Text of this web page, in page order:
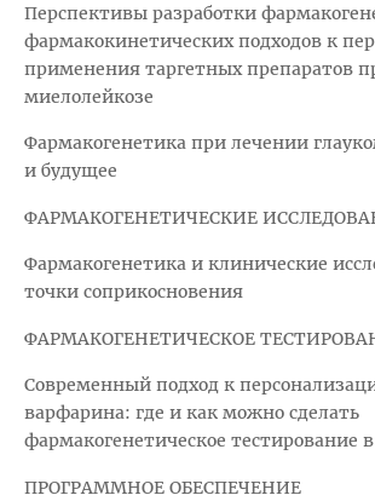
Перспективы разработки
фармакокинетических подходов к
применения таргетных препаратов
миелолейкозе
Фармакогенетика при лечении
и будущее
ФАРМАКОГЕНЕТИЧЕСКИЕ
Фармакогенетика и клинические
точки соприкосновения
ФАРМАКОГЕНЕТИЧЕСКОЕ
Современный подход к
варфарина: где и как можно сделать
фармакогенетическое тестирование
ПРОГРАММНОЕ ОБЕСПЕЧЕНИЕ